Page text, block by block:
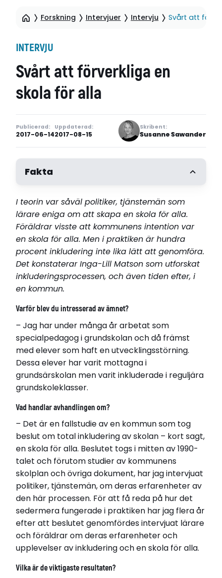
Forskning Intervjuer Intervju Svårt att
INTERVJU
Svårt att förverkliga en
skola för alla
Publicerad:
2017-06-14
Uppdaterad:
2017-08-15
Skribent:
Susanne Sawander
Fakta
Inga-Lill Matson
Född 1951
Bor i Leksand
Disputerade 2017-06-09
vid Stockholms universitet
Avhandling
Grus i maskineriet?: Några kommunala
tjänstemäns, politikers, föräldrars och lärares syn
på en skola för alla
Relaterade länkar
Läs avhandling
I teorin var såväl politiker, tjänstemän som
lärare eniga om att skapa en skola för alla.
Föräldrar visste att kommunens intention var
en skola för alla. Men i praktiken är hundra
procent inkludering inte lika lätt att genomföra.
Det konstaterar Inga-Lill Matson som utforskat
inkluderingsprocessen, och även tiden efter, i
en kommun.
Varför blev du intresserad av ämnet?
– Jag har under många år arbetat som
specialpedagog i grundskolan och då främst
med elever som haft en utvecklingsstörning.
Dessa elever har varit mottagna i
grundsärskolan men varit inkluderade i reguljära
grundskoleklasser.
Vad handlar avhandlingen om?
– Det är en fallstudie av en kommun som tog
beslut om total inkludering av skolan – kort sagt,
en skola för alla. Beslutet togs i mitten av 1990-
talet och förutom studier av kommunens
skolplan och övriga dokument, har jag intervjuat
politiker, tjänstemän, om deras erfarenheter av
den här processen. För att få reda på hur det
sedermera fungerade i praktiken har jag flera år
efter att beslutet genomfördes intervjuat lärare
och föräldrar om deras erfarenheter och
upplevelser av inkludering och en skola för alla.
Vilka är de viktigaste resultaten?